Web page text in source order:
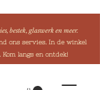
bestek, glaswerk en meer.
ons servies. In de winkel
langs en ontdek!